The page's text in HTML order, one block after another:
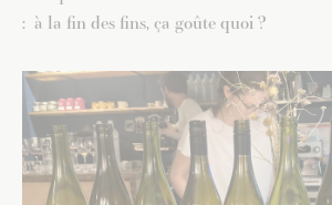
: à la fin des fins, ça goûte quoi ?